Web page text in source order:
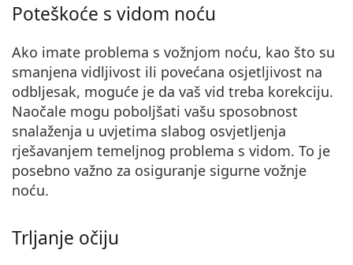
Poteškoće s vidom noću
Ako imate problema s vožnjom noću, kao što su
smanjena vidljivost ili povećana osjetljivost na
odbljesak, moguće je da vaš vid treba korekciju.
Naočale mogu poboljšati vašu sposobnost
snalaženja u uvjetima slabog osvjetljenja
rješavanjem temeljnog problema s vidom. To je
posebno važno za osiguranje sigurne vožnje
noću.
Trljanje očiju